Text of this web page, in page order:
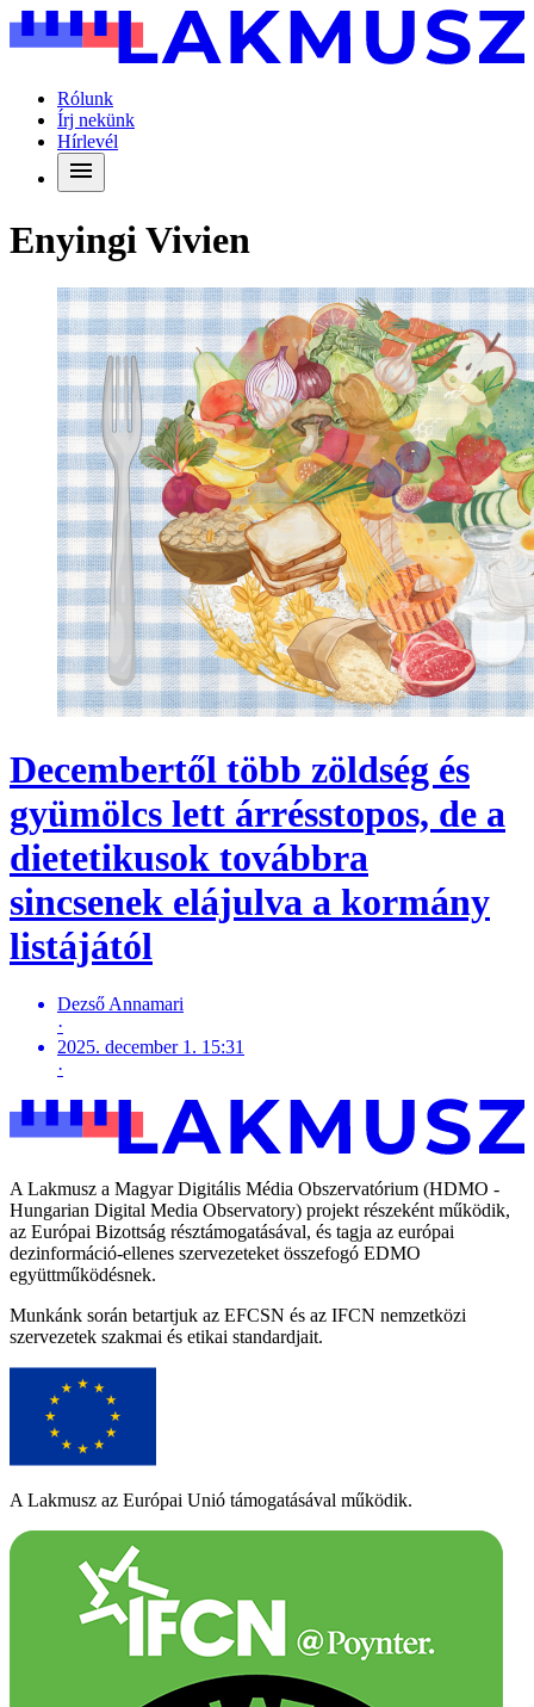
Rólunk
Írj nekünk
Hírlevél
Enyingi Vivien
Decembertől több zöldség és
gyümölcs lett árrésstopos, de a
dietetikusok továbbra
sincsenek elájulva a kormány
listájától
Dezső Annamari
·
2025. december 1. 15:31
·
A Lakmusz a Magyar Digitális Média Obszervatórium (HDMO -
Hungarian Digital Media Observatory) projekt részeként működik,
az Európai Bizottság résztámogatásával, és tagja az európai
dezinformáció-ellenes szervezeteket összefogó EDMO
együttműködésnek.
Munkánk során betartjuk az EFCSN és az IFCN nemzetközi
szervezetek szakmai és etikai standardjait.
A Lakmusz az Európai Unió támogatásával működik.